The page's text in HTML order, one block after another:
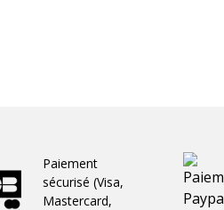
Paiement
sécurisé (Visa,
Mastercard,